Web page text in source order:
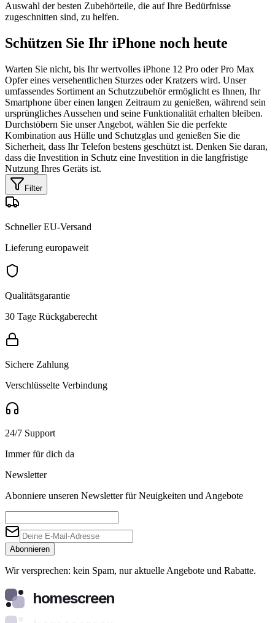
Auswahl der besten Zubehörteile, die auf Ihre Bedürfnisse
zugeschnitten sind, zu helfen.
Schützen Sie Ihr iPhone noch heute
Warten Sie nicht, bis Ihr wertvolles iPhone 12 Pro oder Pro Max
Opfer eines versehentlichen Sturzes oder Kratzers wird. Unser
umfassendes Sortiment an Schutzzubehör ermöglicht es Ihnen, Ihr
Smartphone über einen langen Zeitraum zu genießen, während sein
ursprüngliches Aussehen und seine Funktionalität erhalten bleiben.
Durchstöbern Sie unser Angebot, wählen Sie die perfekte
Kombination aus Hülle und Schutzglas und genießen Sie die
Sicherheit, dass Ihr Telefon bestens geschützt ist. Denken Sie daran,
dass die Investition in Schutz eine Investition in die langfristige
Nutzung Ihres Geräts ist.
Filter
Schneller EU-Versand
Lieferung europaweit
Qualitätsgarantie
30 Tage Rückgaberecht
Sichere Zahlung
Verschlüsselte Verbindung
24/7 Support
Immer für dich da
Newsletter
Abonniere unseren Newsletter für Neuigkeiten und Angebote
Abonnieren
Wir versprechen: kein Spam, nur aktuelle Angebote und Rabatte.
homescreen